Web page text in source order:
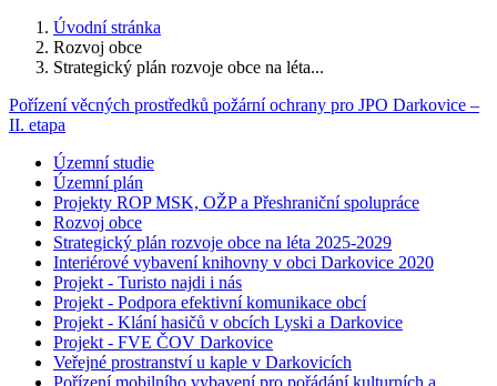
Úvodní stránka
Rozvoj obce
Strategický plán rozvoje obce na léta...
Pořízení věcných prostředků požární ochrany pro JPO Darkovice –
II. etapa
Územní studie
Územní plán
Projekty ROP MSK, OŽP a Přeshraniční spolupráce
Rozvoj obce
Strategický plán rozvoje obce na léta 2025-2029
Interiérové vybavení knihovny v obci Darkovice 2020
Projekt - Turisto najdi i nás
Projekt - Podpora efektivní komunikace obcí
Projekt - Klání hasičů v obcích Lyski a Darkovice
Projekt - FVE ČOV Darkovice
Veřejné prostranství u kaple v Darkovicích
Pořízení mobilního vybavení pro pořádání kulturních a